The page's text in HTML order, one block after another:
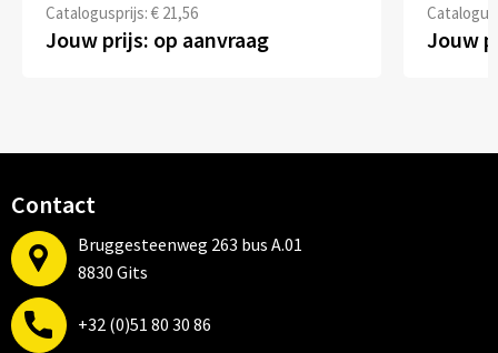
Catalogusprijs: € 21,56
Jouw prijs: op aanvraag Jouw
Contact
Bruggesteenweg 263 bus A.01
8830 Gits
+32 (0)51 80 30 86